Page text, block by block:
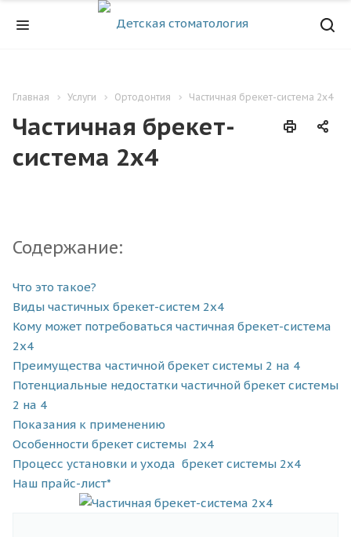
Главная Услуги Ортодонтия Частичная брекет-система 2x4
Частичная брекет-
система 2x4
Содержание:
Что это такое?
Виды частичных брекет-систем 2x4
Кому может потребоваться частичная брекет-система
2x4
Преимущества частичной брекет системы 2 на 4
Потенциальные недостатки частичной брекет системы
2 на 4
Показания к применению
Особенности брекет системы 2х4
Процесс установки и ухода брекет системы 2х4
Наш прайс-лист*